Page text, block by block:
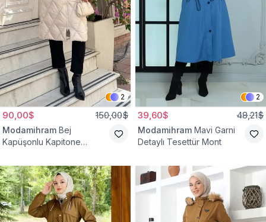
2
90,00$ 150,00$
Modamihram Bej
Kapüşonlu Kapitone
2
39,60$ 48,21$
Modamihram Mavi Garni
Detaylı Tesettür Mont